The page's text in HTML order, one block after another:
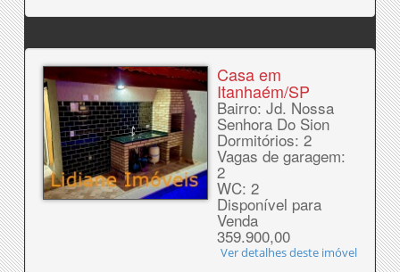
Casa em
Itanhaém/SP
Bairro: Jd. Nossa
Senhora Do Sion
Dormitórios: 2
Vagas de garagem:
2
WC: 2
Disponível para
Venda
359.900,00
Ver detalhes deste imóvel